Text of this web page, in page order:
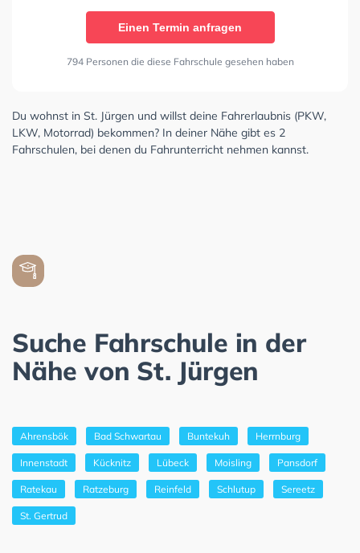
Einen Termin anfragen
794 Personen die diese Fahrschule gesehen haben
Du wohnst in St. Jürgen und willst deine Fahrerlaubnis (PKW,
LKW, Motorrad) bekommen? In deiner Nähe gibt es 2
Fahrschulen, bei denen du Fahrunterricht nehmen kannst.
Suche Fahrschule in der
Nähe von St. Jürgen
Ahrensbök Bad Schwartau Buntekuh Herrnburg
Innenstadt Kücknitz Lübeck Moisling Pansdorf
Ratekau Ratzeburg Reinfeld Schlutup Sereetz
St. Gertrud